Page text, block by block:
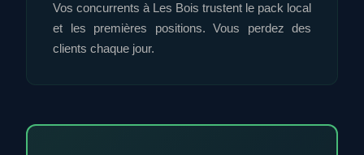
Vos concurrents à Les Bois trustent le pack local
et les premières positions. Vous perdez des
clients chaque jour.